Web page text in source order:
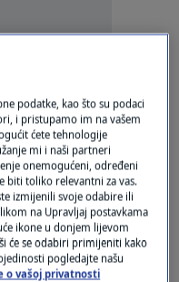
naknade za 147.569
podatke, kao što su podaci
i pristupamo im na vašem
ćete tehnologije
mi i naši partneri
onemogućeni, određeni
biti toliko relevantni za vas.
izmijenili svoje odabire ili
na Upravljaj postavkama
ikone u donjem lijevom
će se odabiri primijeniti kako
pogledajte našu
o vašoj privatnosti